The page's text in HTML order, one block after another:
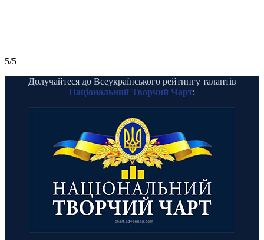
5/5
Долучайтеся до Всеукраїнського рейтингу талантів
Національний Творчий Чарт: